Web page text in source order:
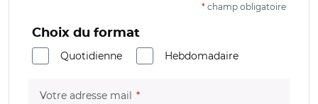
* champ obligatoire
Choix du format
Quotidienne
Hebdomadaire
Votre adresse mail (champ obligatoire)